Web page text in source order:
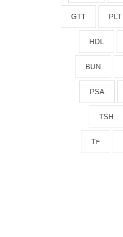
PLT
GTT
HDL
BUN
PSA
TSH
T4